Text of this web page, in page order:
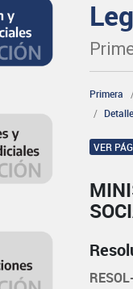
Primera
Detalle
VER